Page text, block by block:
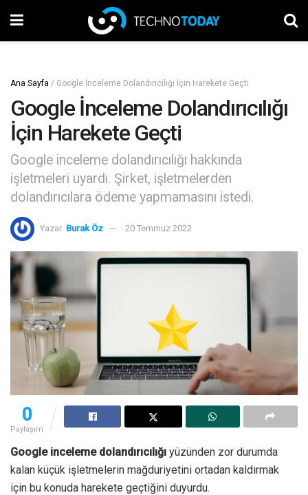
Ana Sayfa / Google İnceleme Dolandırıcılığı İçin Harekete Geçti
Google İnceleme Dolandırıcılığı
İçin Harekete Geçti
Google inceleme dolandırıcılığı hakkında
işletmeleri uyardı. Şirket, işletmelerden
dolandırıcılara ödeme yapmamasını istedi.
Yazar: Burak Öz 20 Temmuz 2022
0
Paylaşım
Google inceleme dolandırıcılığı yüzünden zor durumda
kalan küçük işletmelerin mağduriyetini ortadan kaldırmak
için bu konuda harekete geçtiğini duyurdu.